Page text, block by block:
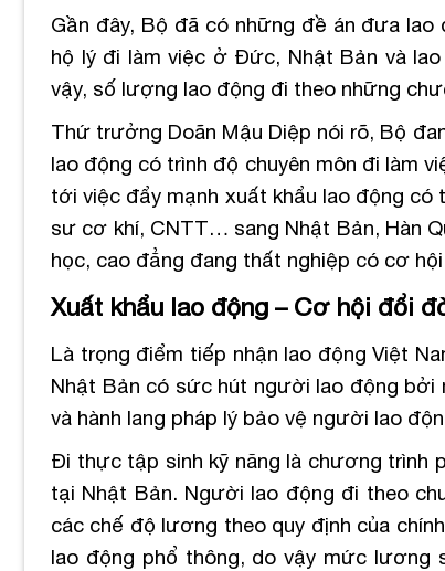
Gần đây, Bộ đã có những đề án đưa
hộ lý đi làm việc ở Đức, Nhật Bản và
vậy, số lượng lao động đi theo những
Thứ trưởng Doãn Mậu Diệp nói rõ, Bộ
lao động có trình độ chuyên môn đi làm
tới việc đẩy mạnh xuất khẩu lao động có
sư cơ khí, CNTT… sang Nhật Bản, Hàn
học, cao đẳng đang thất nghiệp có cơ
Xuất khẩu lao động – Cơ hội đổi
Là trọng điểm tiếp nhận lao động Việt
Nhật Bản có sức hút người lao động
và hành lang pháp lý bảo vệ người lao
Đi thực tập sinh kỹ năng là chương trình
tại Nhật Bản. Người lao động đi theo
các chế độ lương theo quy định của
lao động phổ thông, do vậy mức lương